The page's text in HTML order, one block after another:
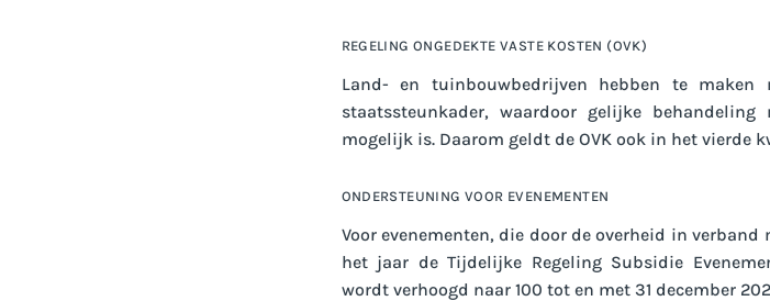
REGELING ONGEDEKTE VASTE KOSTEN (OVK)
Land- en tuinbouwbedrijven hebben te
staatssteunkader, waardoor gelijke
mogelijk is. Daarom geldt de OVK ook in het vierde
ONDERSTEUNING VOOR EVENEMENTEN
Voor evenementen, die door de overheid in
het jaar de Tijdelijke Regeling Subsidie
wordt verhoogd naar 100 tot en met 31 december